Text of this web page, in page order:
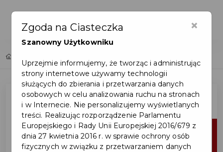
×
Zgoda na Ciasteczka
Szanowny Użytkowniku
Uprzejmie informujemy, że tworząc i administrując
strony internetowe używamy technologii
służących do zbierania i przetwarzania danych
osobowych w celu analizowania ruchu na stronach
i w Internecie. Nie personalizujemy wyświetlanych
treści. Realizując rozporządzenie Parlamentu
Europejskiego i Rady Unii Europejskiej 2016/679 z
dnia 27 kwietnia 2016 r. w sprawie ochrony osób
fizycznych w związku z przetwarzaniem danych